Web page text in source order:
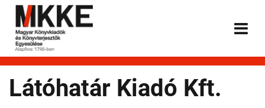
Látóhatár Kiadó Kft.